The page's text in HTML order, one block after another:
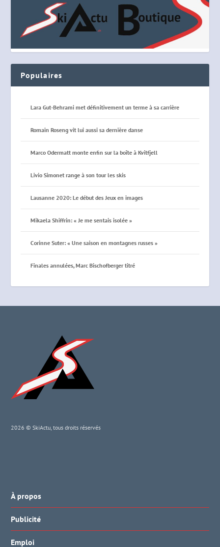
Populaires
Lara Gut-Behrami met définitivement un terme à sa carrière
Romain Roseng vit lui aussi sa dernière danse
Marco Odermatt monte enfin sur la boîte à Kvitfjell
Livio Simonet range à son tour les skis
Lausanne 2020: Le début des Jeux en images
Mikaela Shiffrin: « Je me sentais isolée »
Corinne Suter: « Une saison en montagnes russes »
Finales annulées, Marc Bischofberger titré
2026 © SkiActu, tous droits réservés
À propos
Publicité
Emploi